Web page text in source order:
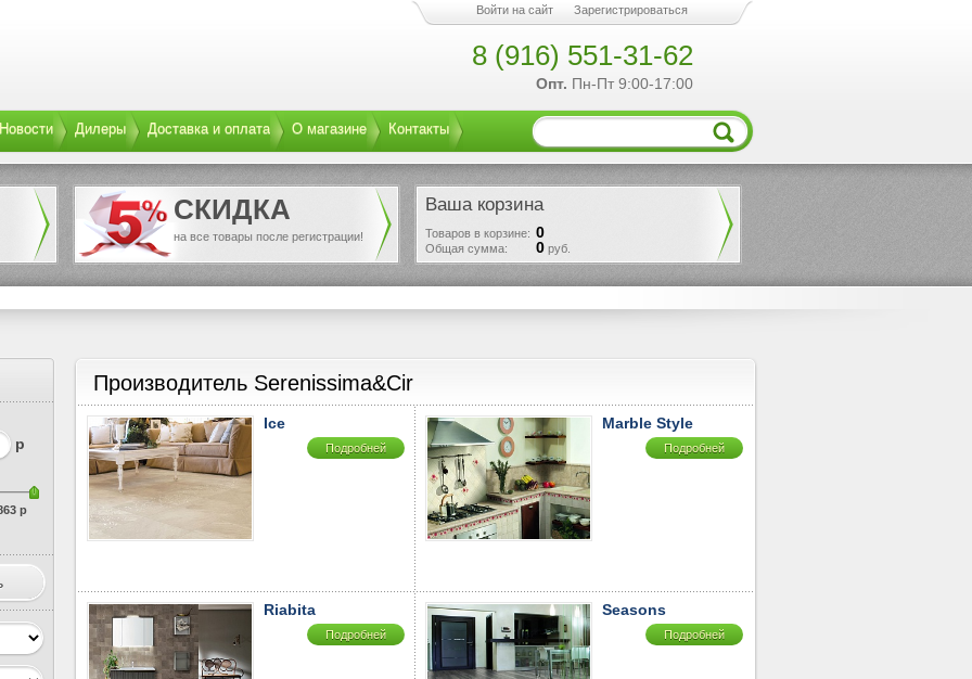
Войти на сайт Зарегистрироваться
8 (916) 551-31-62
Опт. Пн-Пт 9:00-17:00
Новости Дилеры Доставка и оплата О магазине Контакты
СКИДКА
на все товары после регистрации!
Ваша корзина
Товаров в корзине: 0
Общая сумма: 0руб.
р
р
Производитель Serenissima&Cir
Ice
Подробней
Marble Style
Подробней
Riabita
Подробней
Seasons
Подробней